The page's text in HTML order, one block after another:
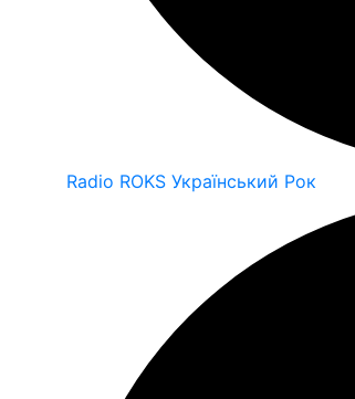
Radio ROKS Український Рок